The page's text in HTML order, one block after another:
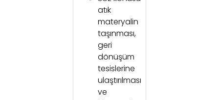
atık
materyalin
taşınması,
geri
dönüşüm
tesislerine
ulaştırılması
ve